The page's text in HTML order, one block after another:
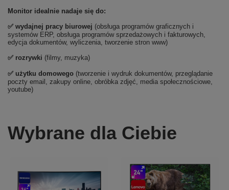
Monitor idealnie nadaje się do:
✅ wydajnej pracy biurowej (obsługa programów graficznych i
systemów ERP, obsługa programów sprzedażowych i fakturowych,
edycja dokumentów, wyliczenia, tworzenie stron www)
✅ rozrywki (filmy, muzyka)
✅ użytku domowego (tworzenie i wydruk dokumentów, przeglądanie
poczty email, zakupy online, obróbka zdjęć, media społecznościowe,
youtube)
Wybrane dla Ciebie